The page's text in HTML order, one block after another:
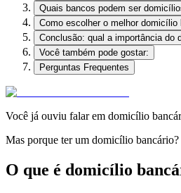
Quais bancos podem ser
Como escolher o melhor domicílio
Conclusão: qual a importância do
Você também pode gostar:
Perguntas Frequentes
Você já ouviu falar em domicílio
Mas porque ter um domicílio bancário?
O que é domicílio